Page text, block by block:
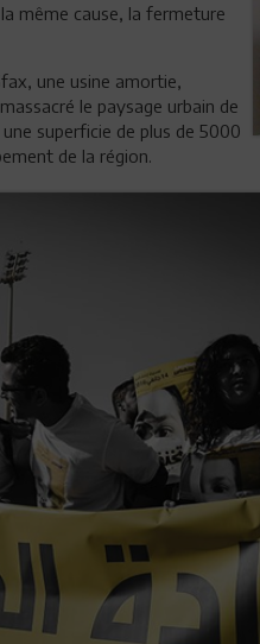
même cause, la fermeture
une usine amortie,
le paysage urbain de
superficie de plus de 5000
de la région.